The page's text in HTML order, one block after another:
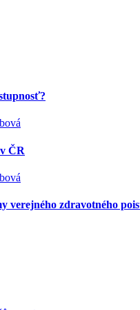
ČR
verejného zdravotného